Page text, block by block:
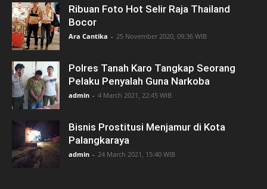
Ribuan Foto Hot Selir Raja Thailand
Bocor
Ara Cantika - 25 November 2020, 09:36 WIB
Polres Tanah Karo Tangkap Seorang
Pelaku Penyalah Guna Narkoba
admin - 4 March 2021, 22:45 WIB
Bisnis Prostitusi Menjamur di Kota
Palangkaraya
admin - 24 March 2021, 15:40 WIB